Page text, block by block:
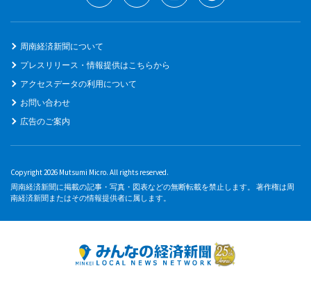
周南経済新聞について
プレスリリース・情報提供はこちらから
アクセスデータの利用について
お問い合わせ
広告のご案内
Copyright 2026 Mutsumi Micro. All rights reserved.
周南経済新聞に掲載の記事・写真・図表などの無断転載を禁止します。 著作権は周
南経済新聞またはその情報提供者に属します。